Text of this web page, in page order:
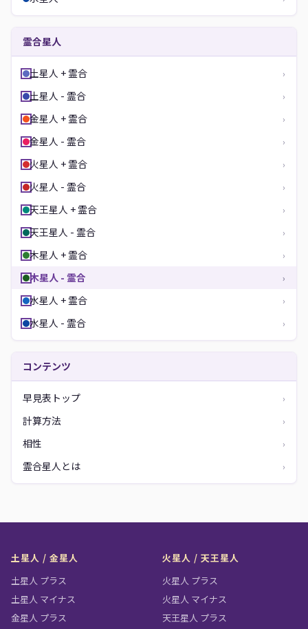
霊合星人
土星人 + 霊合 ›
土星人 - 霊合 ›
金星人 + 霊合 ›
金星人 - 霊合 ›
火星人 + 霊合 ›
火星人 - 霊合 ›
天王星人 + 霊合 ›
天王星人 - 霊合 ›
木星人 + 霊合 ›
木星人 - 霊合 ›
水星人 + 霊合 ›
水星人 - 霊合 ›
コンテンツ
早見表トップ ›
計算方法 ›
相性 ›
霊合星人とは ›
土星人 / 金星人
土星人 プラス
土星人 マイナス
金星人 プラス
火星人 / 天王星人
火星人 プラス
火星人 マイナス
天王星人 プラス